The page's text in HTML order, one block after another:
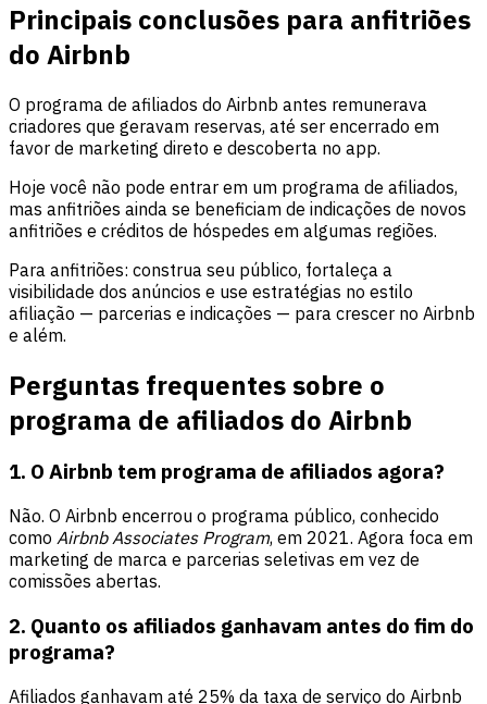
Principais conclusões para anfitriões
do Airbnb
O programa de afiliados do Airbnb antes remunerava
criadores que geravam reservas, até ser encerrado em
favor de marketing direto e descoberta no app.
Hoje você não pode entrar em um programa de afiliados,
mas anfitriões ainda se beneficiam de indicações de novos
anfitriões e créditos de hóspedes em algumas regiões.
Para anfitriões: construa seu público, fortaleça a
visibilidade dos anúncios e use estratégias no estilo
afiliação — parcerias e indicações — para crescer no Airbnb
e além.
Perguntas frequentes sobre o
programa de afiliados do Airbnb
1. O Airbnb tem programa de afiliados agora?
Não. O Airbnb encerrou o programa público, conhecido
como Airbnb Associates Program, em 2021. Agora foca em
marketing de marca e parcerias seletivas em vez de
comissões abertas.
2. Quanto os afiliados ganhavam antes do fim do
programa?
Afiliados ganhavam até 25% da taxa de serviço do Airbnb